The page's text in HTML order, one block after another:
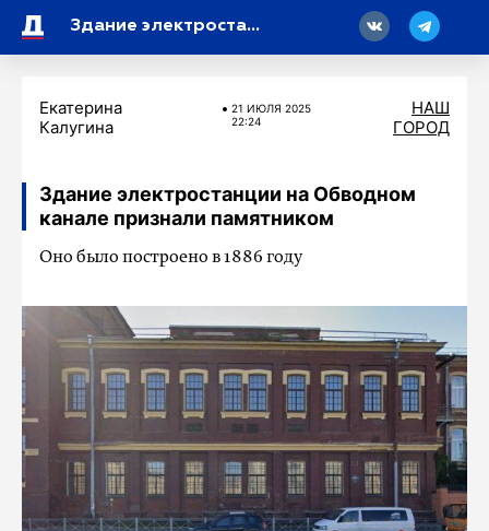
Здание электростанции на Обводном канале признали памятником
Екатерина
Калугина
21 ИЮЛЯ 2025
22:24
НАШ
ГОРОД
Здание электростанции на Обводном
канале признали памятником
Оно было построено в 1886 году